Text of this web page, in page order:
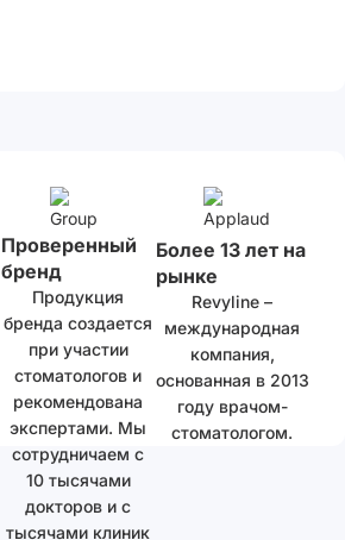
Проверенный
бренд
Продукция
бренда создается
при участии
стоматологов и
рекомендована
экспертами. Мы
сотрудничаем с
10 тысячами
докторов и с
тысячами клиник
Более 13 лет на
рынке
Revyline –
международная
компания,
основанная в 2013
году врачом-
стоматологом.